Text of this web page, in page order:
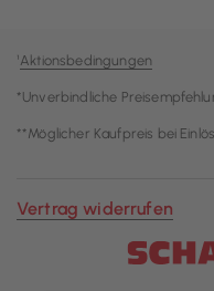
¹Aktionsbedingungen
*Unverbindliche
**Möglicher Kaufpreis bei
Vertrag widerrufen